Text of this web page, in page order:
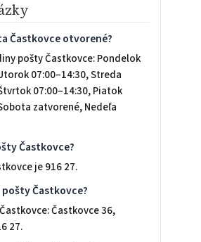
Častkovce otvorené?
pošty Častkovce: Pondelok
07:00–14:30, Streda
07:00–14:30, Piatok
zatvorené, Nedeľa
Častkovce?
je 916 27.
pošty Častkovce?
Častkovce 36,
27.